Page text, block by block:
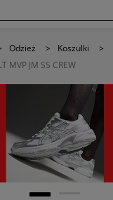
Odzież > Koszulki
>
MVP JM SS CREW